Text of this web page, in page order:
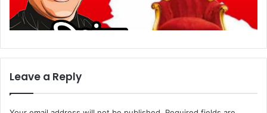
Leave a Reply